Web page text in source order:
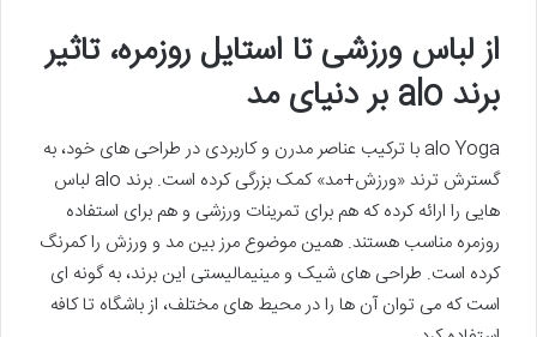
از لباس ورزشی تا استایل روزمره، تاثیر
برند alo بر دنیای مد
alo Yoga با ترکیب عناصر مدرن و کاربردی در طراحی های خود، به
گسترش ترند «ورزش+مد» کمک بزرگی کرده است. برند alo لباس
هایی را ارائه کرده که هم برای تمرینات ورزشی و هم برای استفاده
روزمره مناسب هستند. همین موضوع مرز بین مد و ورزش را کمرنگ
کرده است. طراحی های شیک و مینیمالیستی این برند، به گونه ای
است که می توان آن ها را در محیط های مختلف، از باشگاه تا کافه